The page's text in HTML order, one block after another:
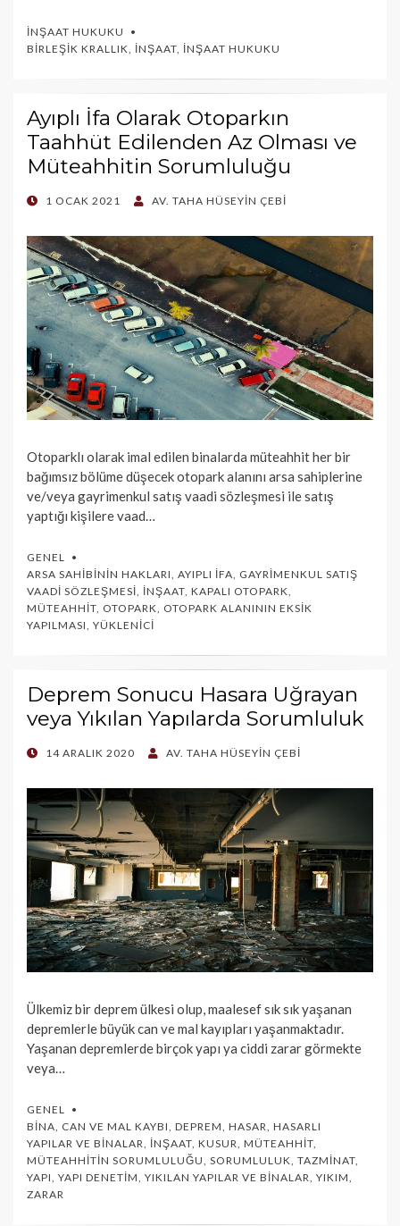
İNŞAAT HUKUKU
BIRLEŞIK KRALLIK, İNŞAAT, İNŞAAT HUKUKU
Ayıplı İfa Olarak Otoparkın
Taahhüt Edilenden Az Olması ve
Müteahhitin Sorumluluğu
POSTED
1 OCAK 2021 AV. TAHA HÜSEYIN ÇEBI
Otoparklı olarak imal edilen binalarda müteahhit her bir
bağımsız bölüme düşecek otopark alanını arsa sahiplerine
ve/veya gayrimenkul satış vaadi sözleşmesi ile satış
yaptığı kişilere vaad…
GENEL
ARSA SAHIBININ HAKLARI AYIPLI İFA GAYRIMENKUL SATIŞ
VAADI SÖZLEŞMESI İNŞAAT KAPALI OTOPARK
MÜTEAHHIT OTOPARK
OTOPARK ALANININ EKSIK
YAPILMASI YÜKLENICI
Deprem Sonucu Hasara Uğrayan
veya Yıkılan Yapılarda Sorumluluk
POSTED
14 ARALIK 2020 AV. TAHA HÜSEYIN ÇEBI
Ülkemiz bir deprem ülkesi olup, maalesef sık sık yaşanan
depremlerle büyük can ve mal kayıpları yaşanmaktadır.
Yaşanan depremlerde birçok yapı ya ciddi zarar görmekte
veya…
GENEL
BINA CAN VE MAL KAYBI DEPREM HASAR HASARLI
YAPILAR VE BINALAR
İNŞAAT KUSUR MÜTEAHHIT
MÜTEAHHITIN SORUMLULUĞU SORUMLULUK TAZMINAT
YAPI YAPI DENETIM YIKILAN YAPILAR VE BINALAR YIKIM
ZARAR